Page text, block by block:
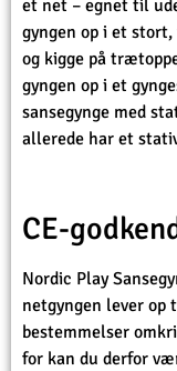
et net – egnet til
gyngen op i et
og kigge på
gyngen op i et
sansegynge med
allerede har et
CE-
Nordic Play
netgyngen lever op
bestemmelser
for kan du derfor